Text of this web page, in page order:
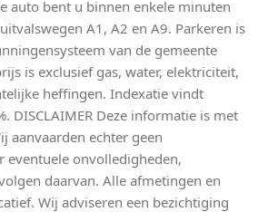
auto bent u binnen enkele minuten
A1, A2 en A9. Parkeren is
van de gemeente
is exclusief gas, water, elektriciteit,
heffingen. Indexatie vindt
DISCLAIMER Deze informatie is met
aanvaarden echter geen
eventuele onvolledigheden,
daarvan. Alle afmetingen en
Wij adviseren een bezichtiging